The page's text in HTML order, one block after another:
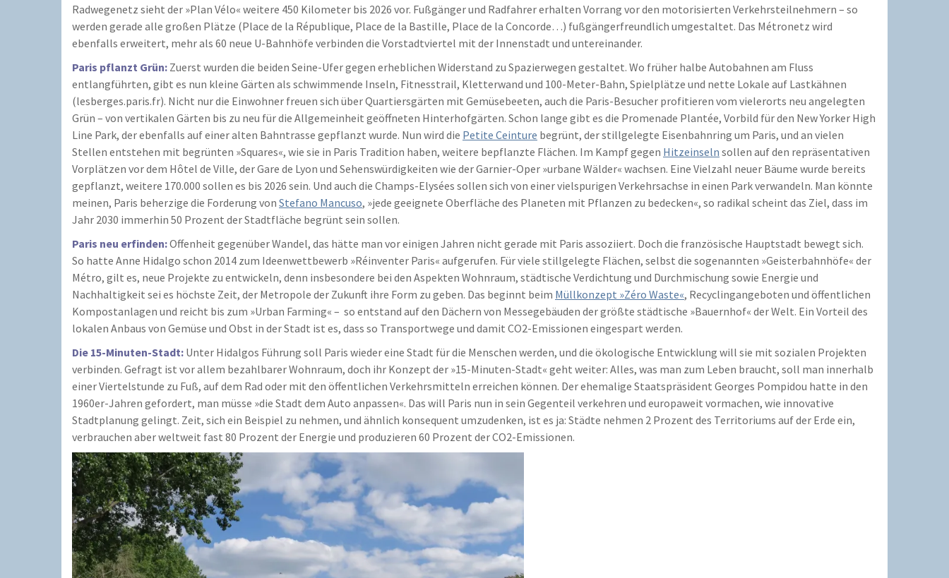
Radwegenetz sieht der »Plan Vélo« weitere 450 Kilometer bis 2026 vor. Fußgänger und Radfahrer erhalten Vorrang vor den motorisierten Verkehrsteilnehmern – so
werden gerade alle großen Plätze (Place de la République, Place de la Bastille, Place de la Concorde…) fußgängerfreundlich umgestaltet. Das Métronetz wird
ebenfalls erweitert, mehr als 60 neue U-Bahnhöfe verbinden die Vorstadtviertel mit der Innenstadt und untereinander.
Paris pflanzt Grün: Zuerst wurden die beiden Seine-Ufer gegen erheblichen Widerstand zu Spazierwegen gestaltet. Wo früher halbe Autobahnen am Fluss
entlangführten, gibt es nun kleine Gärten als schwimmende Inseln, Fitnesstrail, Kletterwand und 100-Meter-Bahn, Spielplätze und nette Lokale auf Lastkähnen
(lesberges.paris.fr). Nicht nur die Einwohner freuen sich über Quartiersgärten mit Gemüsebeeten, auch die Paris-Besucher profitieren vom vielerorts neu angelegten
Grün – von vertikalen Gärten bis zu neu für die Allgemeinheit geöffneten Hinterhofgärten. Schon lange gibt es die Promenade Plantée, Vorbild für den New Yorker High
Line Park, der ebenfalls auf einer alten Bahntrasse gepflanzt wurde. Nun wird die Petite Ceinture begrünt, der stillgelegte Eisenbahnring um Paris, und an vielen
Stellen entstehen mit begrünten »Squares«, wie sie in Paris Tradition haben, weitere bepflanzte Flächen. Im Kampf gegen Hitzeinseln sollen auf den repräsentativen
Vorplätzen vor dem Hôtel de Ville, der Gare de Lyon und Sehenswürdigkeiten wie der Garnier-Oper »urbane Wälder« wachsen. Eine Vielzahl neuer Bäume wurde bereits
gepflanzt, weitere 170.000 sollen es bis 2026 sein. Und auch die Champs-Elysées sollen sich von einer vielspurigen Verkehrsachse in einen Park verwandeln. Man könnte
meinen, Paris beherzige die Forderung von Stefano Mancuso, »jede geeignete Oberfläche des Planeten mit Pflanzen zu bedecken«, so radikal scheint das Ziel, dass im
Jahr 2030 immerhin 50 Prozent der Stadtfläche begrünt sein sollen.
Paris neu erfinden:Offenheit gegenüber Wandel, das hätte man vor einigen Jahren nicht gerade mit Paris assoziiert. Doch die französische Hauptstadt bewegt sich.
So hatte Anne Hidalgo schon 2014 zum Ideenwettbewerb »Réinventer Paris« aufgerufen. Für viele stillgelegte Flächen, selbst die sogenannten »Geisterbahnhöfe« der
Métro, gilt es, neue Projekte zu entwickeln, denn insbesondere bei den Aspekten Wohnraum, städtische Verdichtung und Durchmischung sowie Energie und
Nachhaltigkeit sei es höchste Zeit, der Metropole der Zukunft ihre Form zu geben. Das beginnt beim Müllkonzept »Zéro Waste«, Recyclingangeboten und öffentlichen
Kompostanlagen und reicht bis zum »Urban Farming« – so entstand auf den Dächern von Messegebäuden der größte städtische »Bauernhof« der Welt. Ein Vorteil des
lokalen Anbaus von Gemüse und Obst in der Stadt ist es, dass so Transportwege und damit CO2-Emissionen eingespart werden.
Die 15-Minuten-Stadt: Unter Hidalgos Führung soll Paris wieder eine Stadt für die Menschen werden, und die ökologische Entwicklung will sie mit sozialen Projekten
verbinden. Gefragt ist vor allem bezahlbarer Wohnraum, doch ihr Konzept der »15-Minuten-Stadt« geht weiter: Alles, was man zum Leben braucht, soll man innerhalb
einer Viertelstunde zu Fuß, auf dem Rad oder mit den öffentlichen Verkehrsmitteln erreichen können. Der ehemalige Staatspräsident Georges Pompidou hatte in den
1960er-Jahren gefordert, man müsse »die Stadt dem Auto anpassen«. Das will Paris nun in sein Gegenteil verkehren und europaweit vormachen, wie innovative
Stadtplanung gelingt. Zeit, sich ein Beispiel zu nehmen, und ähnlich konsequent umzudenken, ist es ja: Städte nehmen 2 Prozent des Territoriums auf der Erde ein,
verbrauchen aber weltweit fast 80 Prozent der Energie und produzieren 60 Prozent der CO2-Emissionen.